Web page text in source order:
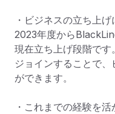
・ビジネスの立ち上
2023年度から
現在立ち上げ段階です。
ジョインすることで
ができます。
・これまでの経験を